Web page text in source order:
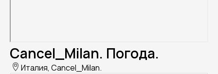
Cancel_Milan. Погода.
Италия, Cancel_Milan.